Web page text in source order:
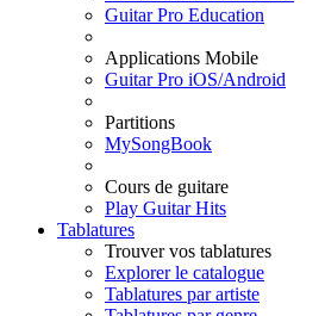
Guitar Pro Education
Applications Mobile
Guitar Pro iOS/Android
Partitions
MySongBook
Cours de guitare
Play Guitar Hits
Tablatures
Trouver vos tablatures
Explorer le catalogue
Tablatures par artiste